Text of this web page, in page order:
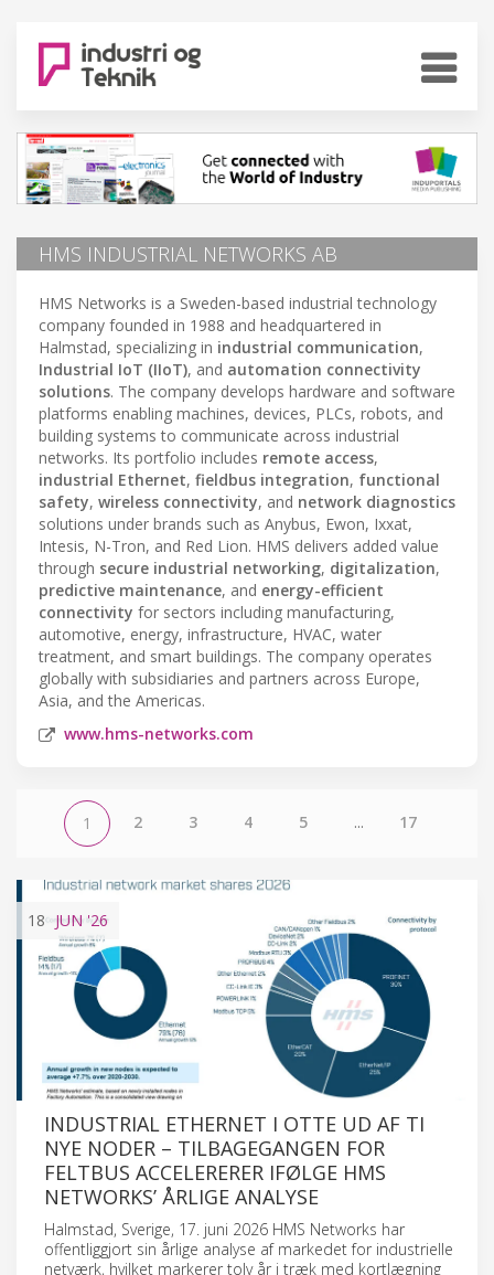
HMS INDUSTRIAL NETWORKS AB
HMS Networks is a Sweden-based industrial technology
company founded in 1988 and headquartered in
Halmstad, specializing in industrial communication,
Industrial IoT (IIoT), and automation connectivity
solutions. The company develops hardware and software
platforms enabling machines, devices, PLCs, robots, and
building systems to communicate across industrial
networks. Its portfolio includes remote access,
industrial Ethernet, fieldbus integration, functional
safety, wireless connectivity, and network diagnostics
solutions under brands such as Anybus, Ewon, Ixxat,
Intesis, N-Tron, and Red Lion. HMS delivers added value
through secure industrial networking, digitalization,
predictive maintenance, and energy-efficient
connectivity for sectors including manufacturing,
automotive, energy, infrastructure, HVAC, water
treatment, and smart buildings. The company operates
globally with subsidiaries and partners across Europe,
Asia, and the Americas.
www.hms-networks.com
1 2 3 4 5 ... 17
18 JUN '26
INDUSTRIAL ETHERNET I OTTE UD AF TI
NYE NODER – TILBAGEGANGEN FOR
FELTBUS ACCELERERER IFØLGE HMS
NETWORKS’ ÅRLIGE ANALYSE
Halmstad, Sverige, 17. juni 2026 HMS Networks har
offentliggjort sin årlige analyse af markedet for industrielle
netværk, hvilket markerer tolv år i træk med kortlægning